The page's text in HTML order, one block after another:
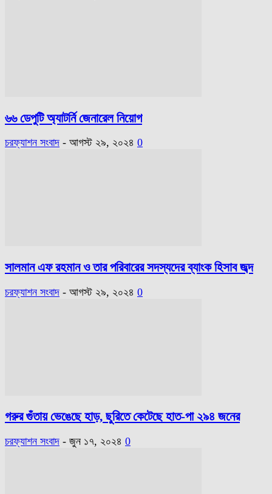
৬৬ ডেপুটি অ্যাটর্নি জেনারেল নিয়োগ
চরফ্যাশন সংবাদ - আগস্ট ২৯, ২০২৪ 0
সালমান এফ রহমান ও তার পরিবারের সদস্যদের ব্যাংক হিসাব জব্দ
চরফ্যাশন সংবাদ - আগস্ট ২৯, ২০২৪ 0
গরুর গুঁতায় ভেঙেছে হাড়, ছুরিতে কেটেছে হাত-পা ২৯৪ জনের
চরফ্যাশন সংবাদ - জুন ১৭, ২০২৪ 0